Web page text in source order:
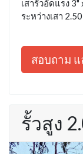
เสารั้วอัดแรง
ระหว่างเสา
สอบถาม แ
รั้วสูง